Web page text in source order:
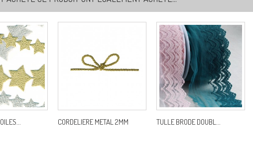
77
Ref: S4080P90C77
83
CORDELIERE METAL 2MM TULLE BRODE DOUBL...